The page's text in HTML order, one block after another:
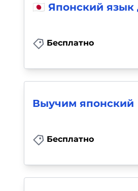
🇯🇵 Японский
Бесплатно
Выучим японский
Бесплатно